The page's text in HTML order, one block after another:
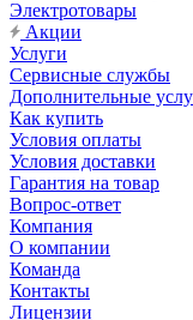
Электротовары
Акции
Услуги
Сервисные службы
Дополнительные
Как купить
Условия оплаты
Условия доставки
Гарантия на товар
Вопрос-ответ
Компания
О компании
Команда
Контакты
Лицензии